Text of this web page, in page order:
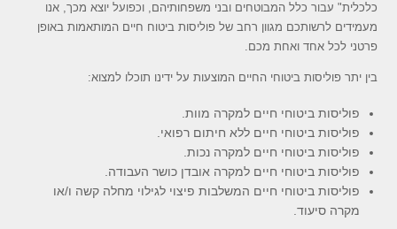
כלכלית" עבור כלל המבוטחים ובני משפחותיהם, וכפועל יוצא מכך, אנו
מעמידים לרשותכם מגוון רחב של פוליסות ביטוח חיים המותאמות באופן
פרטני לכל אחד ואחת מכם.
בין יתר פוליסות ביטוחי החיים המוצעות על ידינו תוכלו למצוא:
פוליסות ביטוחי חיים למקרה מוות.
פוליסות ביטוחי חיים ללא חיתום רפואי.
פוליסות ביטוחי חיים למקרה נכות.
פוליסות ביטוחי חיים למקרה אובדן כושר העבודה.
פוליסות ביטוחי חיים המשלבות פיצוי לגילוי מחלה קשה ו/או
מקרה סיעוד.